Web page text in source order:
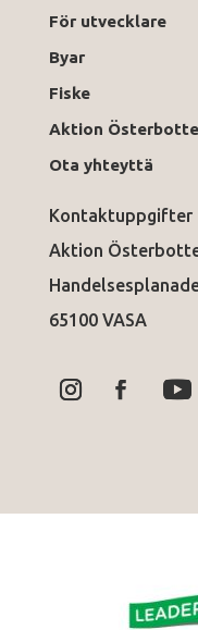
För utvecklare
Byar
Fiske
Aktion
Ota yhteyttä
Kontaktuppgifter
Aktion
65100 VASA